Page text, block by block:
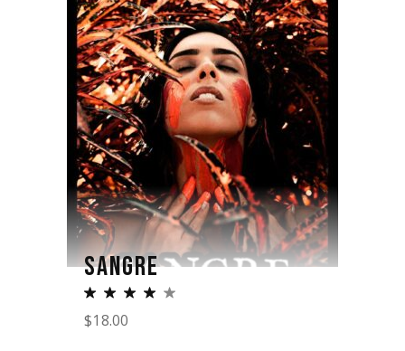
SANGRE
$18.00